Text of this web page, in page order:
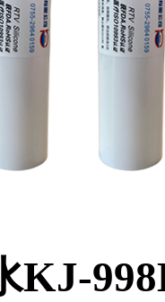
KJ-